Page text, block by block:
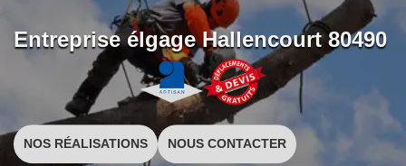
Entreprise élgage Hallencourt 80490
NOS RÉALISATIONS NOUS CONTACTER